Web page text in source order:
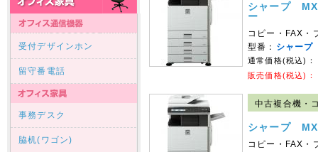
受付デザインホン
留守番電話
事務デスク
脇机(ワゴン)
シャープ
ー
コピー・FAX・
型番： シャー
通常価格(税込)：
販売価格(税込)：
中古複合機・
シャープ
コピー・FAX・